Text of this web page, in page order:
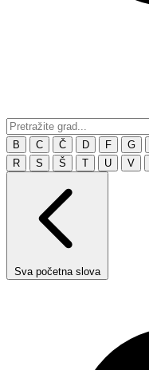
B C Č D F G
R
S Š T U V
Sva početna slova